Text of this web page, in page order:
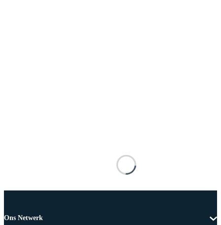
Ons Netwerk